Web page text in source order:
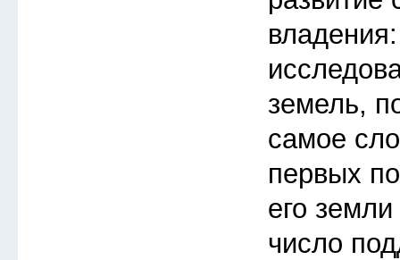
земель,
самое
первых
его
число